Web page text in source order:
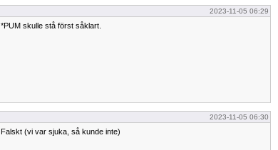
2023-11-05 06:29
*PUM skulle stå först såklart.
2023-11-05 06:30
Falskt (vi var sjuka, så kunde inte)